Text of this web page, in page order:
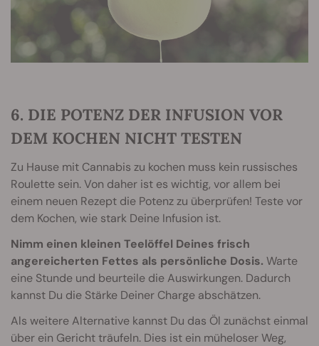
6. DIE POTENZ DER INFUSION VOR
DEM KOCHEN NICHT TESTEN
Zu Hause mit Cannabis zu kochen muss kein russisches
Roulette sein. Von daher ist es wichtig, vor allem bei
einem neuen Rezept die Potenz zu überprüfen! Teste vor
dem Kochen, wie stark Deine Infusion ist.
Nimm einen kleinen Teelöffel Deines frisch
angereicherten Fettes als persönliche Dosis. Warte
eine Stunde und beurteile die Auswirkungen. Dadurch
kannst Du die Stärke Deiner Charge abschätzen.
Als weitere Alternative kannst Du das Öl zunächst einmal
über ein Gericht träufeln. Dies ist ein müheloser Weg,